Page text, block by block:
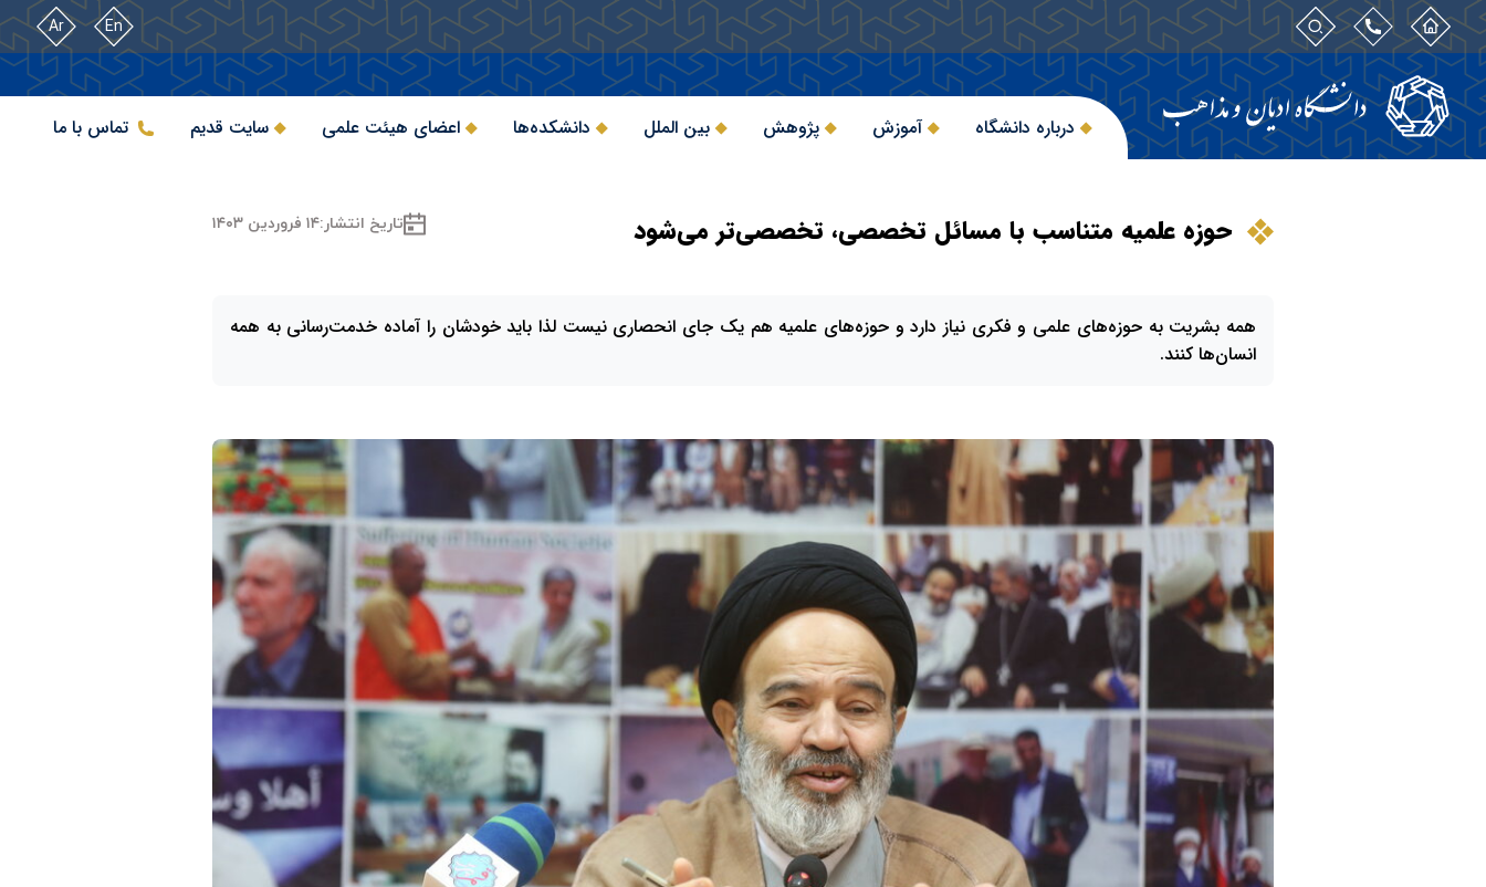
En
Ar
درباره دانشگاه آموزش پژوهش بین الملل دانشکده‌ها اعضای هیئت علمی سایت قدیم تماس با ما
حوزه علمیه متناسب با مسائل تخصصی، تخصصی‌تر می‌شود تاریخ انتشار:۱۴ فروردین ۱۴۰۳
همه بشریت به حوزه‌های علمی و فکری نیاز دارد و حوزه‌های علمیه هم یک جای انحصاری نیست لذا باید خودشان را آماده خدمت‌رسانی به همه
انسان‌ها کنند.